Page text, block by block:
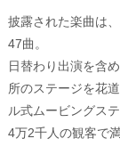
披露された楽曲は
47曲。
日替わり出演を含
所のステージを花
ル式ムービングス
4万2千人の観客で